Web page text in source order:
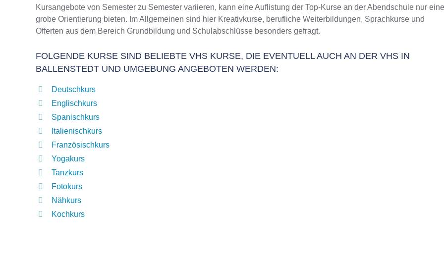
Kursangebote von Semester zu Semester variieren, kann eine Auflistung der Top-Kurse an der Abendschule nur eine
grobe Orientierung bieten. Im Allgemeinen sind hier Kreativkurse, berufliche Weiterbildungen, Sprachkurse und
Offerten aus dem Bereich Grundbildung und Schulabschlüsse besonders gefragt.
FOLGENDE KURSE SIND BELIEBTE VHS KURSE, DIE EVENTUELL AUCH AN DER VHS IN
BALLENSTEDT UND UMGEBUNG ANGEBOTEN WERDEN:
Deutschkurs
Englischkurs
Spanischkurs
Italienischkurs
Französischkurs
Yogakurs
Tanzkurs
Fotokurs
Nähkurs
Kochkurs